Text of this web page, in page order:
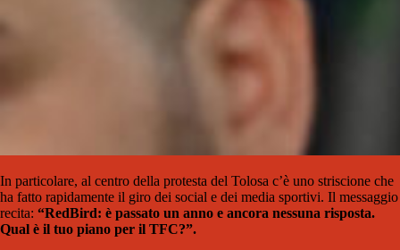
In particolare, al centro della protesta del Tolosa c’è uno striscione che
ha fatto rapidamente il giro dei social e dei media sportivi. Il messaggio
recita: “RedBird: è passato un anno e ancora nessuna risposta.
Qual è il tuo piano per il TFC?”.